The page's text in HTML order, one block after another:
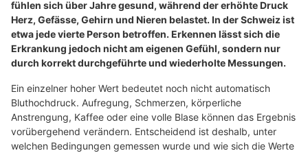
fühlen sich über Jahre gesund, während der erhöhte Druck
Herz, Gefässe, Gehirn und Nieren belastet. In der Schweiz ist
etwa jede vierte Person betroffen. Erkennen lässt sich die
Erkrankung jedoch nicht am eigenen Gefühl, sondern nur
durch korrekt durchgeführte und wiederholte Messungen.
Ein einzelner hoher Wert bedeutet noch nicht automatisch
Bluthochdruck. Aufregung, Schmerzen, körperliche
Anstrengung, Kaffee oder eine volle Blase können das Ergebnis
vorübergehend verändern. Entscheidend ist deshalb, unter
welchen Bedingungen gemessen wurde und wie sich die Werte